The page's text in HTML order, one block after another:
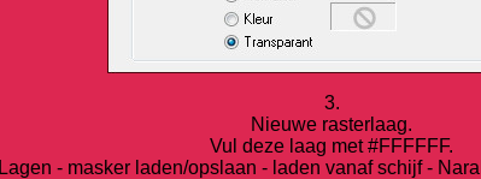
3.
Nieuwe rasterlaag.
Vul deze laag met #FFFFFF.
Lagen - masker laden/opslaan - laden vanaf schijf -